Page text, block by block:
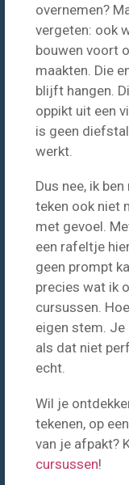
overnemen?
vergeten: ook
bouwen voort
maakten. Die
blijft hangen.
oppikt uit een
is geen
werkt.
Dus nee, ik
teken ook niet
met gevoel.
een rafeltje
geen prompt
precies wat ik
cursussen.
eigen stem.
als dat niet
echt.
Wil je
tekenen, op
van je afpakt?
cursussen!